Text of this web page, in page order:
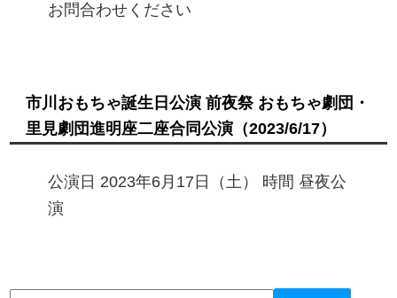
お問合わせください
市川おもちゃ誕生日公演 前夜祭 おもちゃ劇団・
里見劇団進明座二座合同公演（2023/6/17）
公演日 2023年6月17日（土） 時間 昼夜公
演